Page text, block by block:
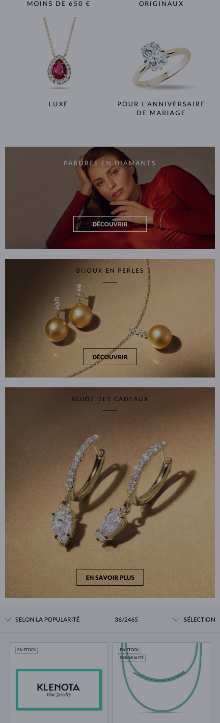
MOINS DE 650 € ORIGINAUX
LUXE
POUR L'ANNIVERSAIRE
DE MARIAGE
PARURES EN DIAMANTS
DÉCOUVRIR
BIJOUX EN PERLES
DÉCOUVRIR
GUIDE DES CADEAUX
EN SAVOIR PLUS
SELON LA POPULARITÉ 36/2465 SÉLECTION
EN STOCK
EN STOCK
NOUVEAUTÉ